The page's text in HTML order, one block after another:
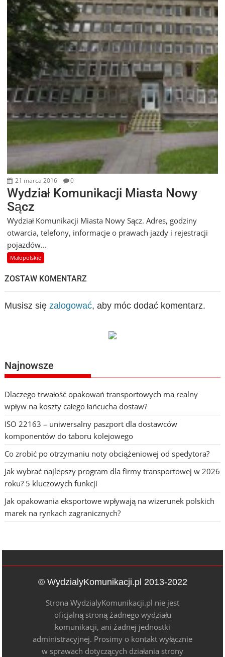
21 marca 2016 0
Wydział Komunikacji Miasta Nowy
Sącz
Wydział Komunikacji Miasta Nowy Sącz. Adres, godziny
otwarcia, telefony, informacje o prawach jazdy i rejestracji
pojazdów...
Małopolskie
ZOSTAW KOMENTARZ
Musisz się zalogować, aby móc dodać komentarz.
Najnowsze
Dlaczego trwałość opakowań transportowych ma realny
wpływ na koszty całego łańcucha dostaw?
ISO 22163 – uniwersalny paszport dla dostawców
komponentów do taboru kolejowego
Co zrobić po otrzymaniu noty obciążeniowej od spedytora?
Jak wybrać najlepszy program dla firmy transportowej w 2026
roku? 5 kluczowych funkcji
Jak opakowania eksportowe wpływają na wizerunek polskich
marek na rynkach zagranicznych?
© WydzialyKomunikacji.pl 2013-2022
Strona WydzialyKomunikacji.pl nie jest
oficjalną stroną żadnego wydziału
komunikacji, ani żadnej jednostki
administracyjnej. Prosimy o kontakt wyłącznie
w sprawach dotyczących działania strony